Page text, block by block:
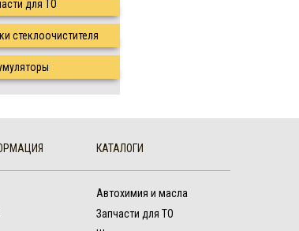
для ТО
стеклоочистителя
КАТАЛОГИ
Автохимия и масла
Запчасти для ТО